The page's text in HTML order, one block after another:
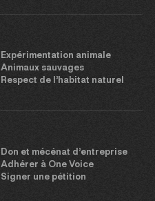
Expérimentation animale
Animaux sauvages
Respect de l’habitat naturel
Don et mécénat d’entreprise
Adhérer à One Voice
Signer une pétition